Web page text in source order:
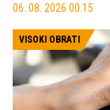
06. 08. 2026 00.15
VISOKI OBRATI